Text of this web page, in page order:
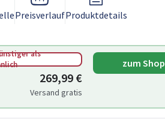
PreisverlaufProduktdetails
als
269,99 €
Versand gratis
zum Shop